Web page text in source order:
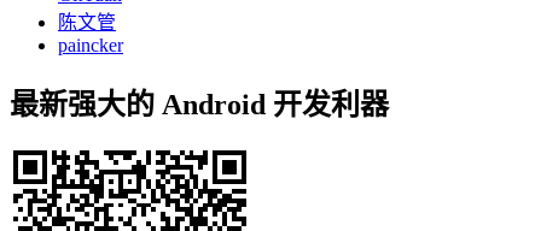
陈文管
paincker
最新强大的 Android 开发利器